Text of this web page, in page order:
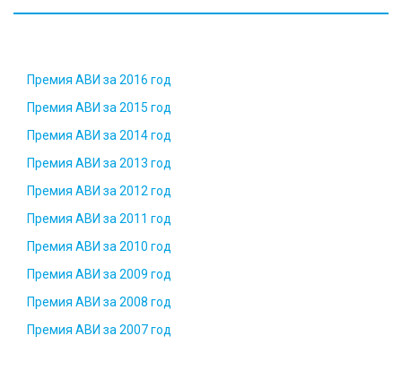
Премия АВИ за 2016 год
Премия АВИ за 2015 год
Премия АВИ за 2014 год
Премия АВИ за 2013 год
Премия АВИ за 2012 год
Премия АВИ за 2011 год
Премия АВИ за 2010 год
Премия АВИ за 2009 год
Премия АВИ за 2008 год
Премия АВИ за 2007 год